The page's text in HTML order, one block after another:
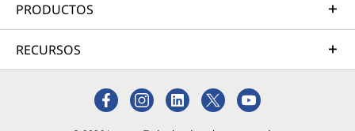
PRODUCTOS
RECURSOS